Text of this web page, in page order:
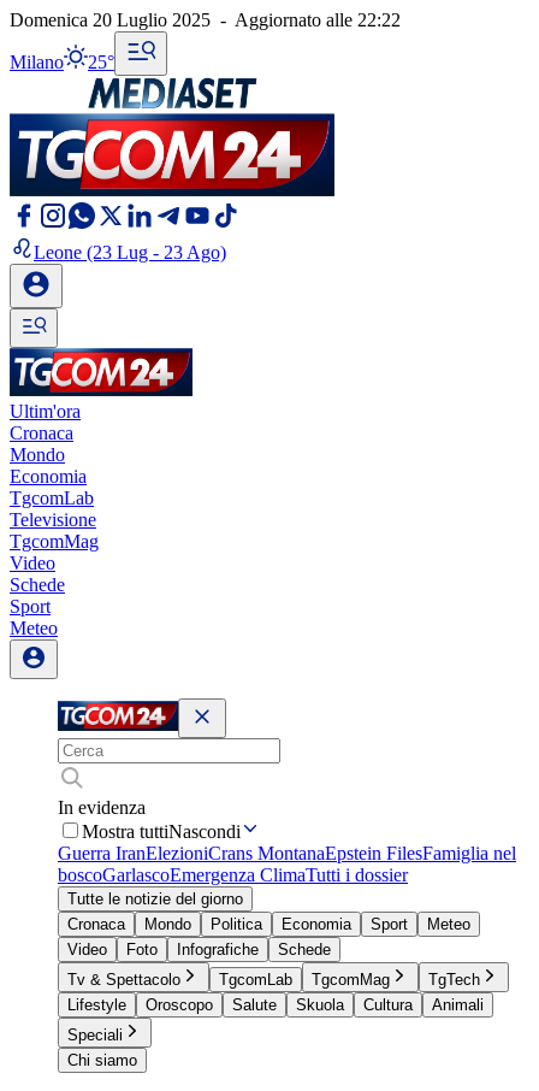
Domenica 20 Luglio 2025 - Aggiornato alle 22:22
Milano 25°
Leone (23 Lug - 23 Ago)
Ultim'ora
Cronaca
Mondo
Economia
TgcomLab
Televisione
TgcomMag
Video
Schede
Sport
Meteo
In evidenza
Mostra tuttiNascondi
Guerra IranElezioniCrans MontanaEpstein FilesFamiglia nel
boscoGarlascoEmergenza ClimaTutti i dossier
Tutte le notizie del giorno
Cronaca
Mondo Politica Economia Sport
Meteo
Video
Foto Infografiche
Schede
Tv & Spettacolo
TgcomLab TgcomMag
TgTech
Lifestyle
Oroscopo Salute Skuola Cultura
Animali
Speciali
Chi siamo